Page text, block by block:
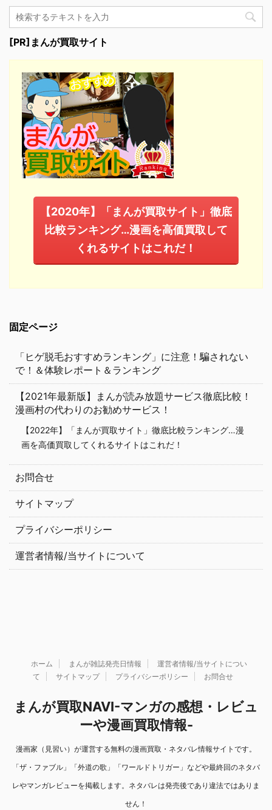
[PR]まんが買取サイト
【2020年】「まんが買取サイト」徹底
比較ランキング…漫画を高価買取して
くれるサイトはこれだ！
固定ページ
「ヒゲ脱毛おすすめランキング」に注意！騙されない
で！＆体験レポート＆ランキング
【2021年最新版】まんが読み放題サービス徹底比較！
漫画村の代わりのお勧めサービス！
【2022年】「まんが買取サイト」徹底比較ランキング…漫
画を高価買取してくれるサイトはこれだ！
お問合せ
サイトマップ
プライバシーポリシー
運営者情報/当サイトについて
ホーム まんが雑誌発売日情報
運営者情報/当サイトについ
て
サイトマップ プライバシーポリシー お問合せ
まんが買取NAVI-マンガの感想・レビュ
ーや漫画買取情報-
漫画家（見習い）が運営する無料の漫画買取・ネタバレ情報サイトです。
「ザ・ファブル」「外道の歌」「ワールドトリガー」などや最終回のネタバ
レやマンガレビューを掲載します。ネタバレは発売後であり違法ではありま
せん！